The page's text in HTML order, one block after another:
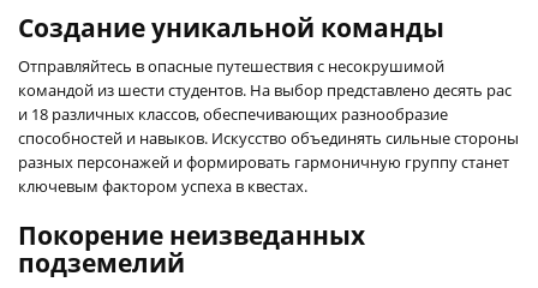
Создание уникальной команды
Отправляйтесь в опасные путешествия с несокрушимой
командой из шести студентов. На выбор представлено десять рас
и 18 различных классов, обеспечивающих разнообразие
способностей и навыков. Искусство объединять сильные стороны
разных персонажей и формировать гармоничную группу станет
ключевым фактором успеха в квестах.
Покорение неизведанных
подземелий